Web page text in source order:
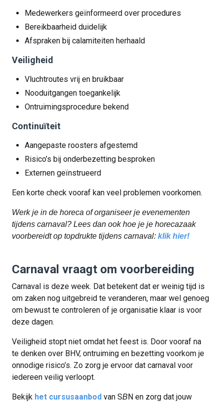
Medewerkers geïnformeerd over procedures
Bereikbaarheid duidelijk
Afspraken bij calamiteiten herhaald
Veiligheid
Vluchtroutes vrij en bruikbaar
Nooduitgangen toegankelijk
Ontruimingsprocedure bekend
Continuïteit
Aangepaste roosters afgestemd
Risico’s bij onderbezetting besproken
Externen geïnstrueerd
Een korte check vooraf kan veel problemen voorkomen.
Werk je in de horeca of organiseer je evenementen
tijdens carnaval? Lees dan ook hoe je je horecazaak
voorbereidt op topdrukte tijdens carnaval: klik hier!
Carnaval vraagt om voorbereiding
Carnaval is deze week. Dat betekent dat er weinig tijd is
om zaken nog uitgebreid te veranderen, maar wel genoeg
om bewust te controleren of je organisatie klaar is voor
deze dagen.
Veiligheid stopt niet omdat het feest is. Door vooraf na
te denken over BHV, ontruiming en bezetting voorkom je
onnodige risico’s. Zo zorg je ervoor dat carnaval voor
iedereen veilig verloopt.
Bekijk het cursusaanbod van SB N en zorg dat jouw